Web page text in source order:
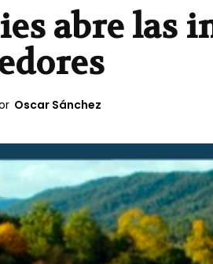
abre las
Oscar Sánchez